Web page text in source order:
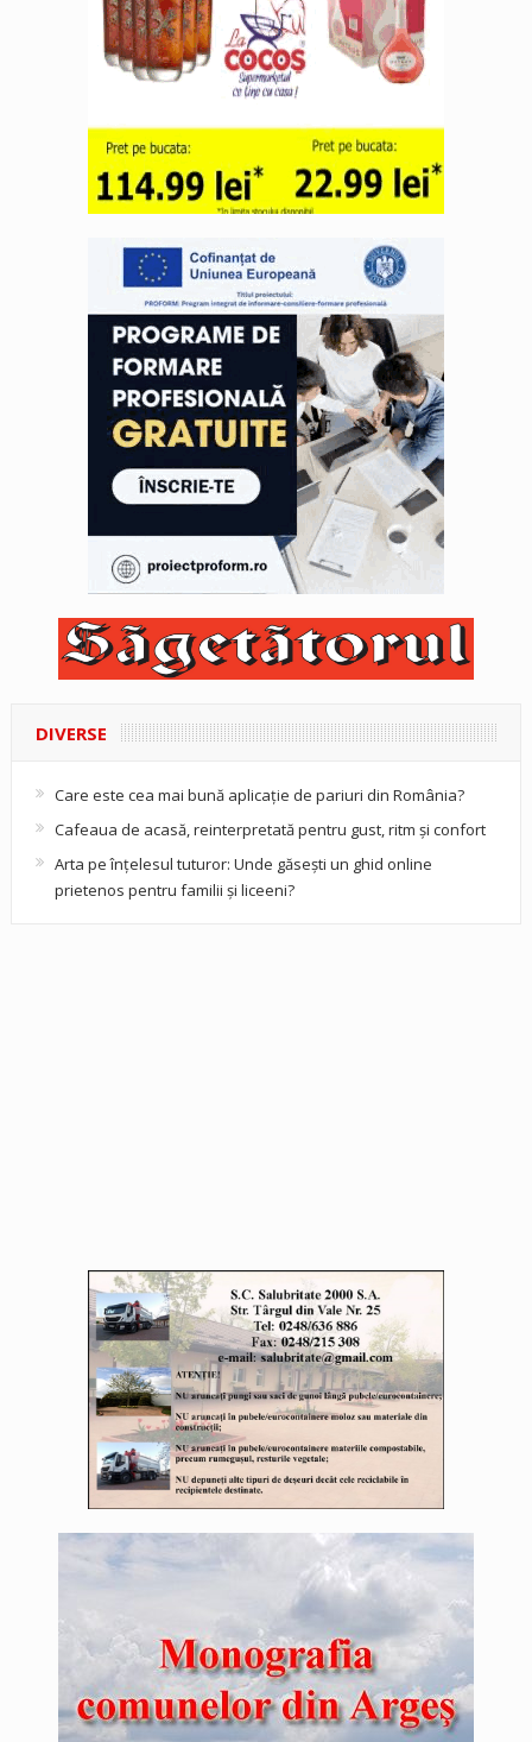
DIVERSE
Care este cea mai bună aplicație de pariuri din România?
Cafeaua de acasă, reinterpretată pentru gust, ritm și confort
Arta pe înțelesul tuturor: Unde găsești un ghid online
prietenos pentru familii și liceeni?